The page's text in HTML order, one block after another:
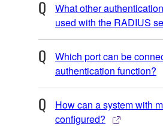
What other
used with the RADIUS
Which port can be
authentication function?
How can a system with
configured?